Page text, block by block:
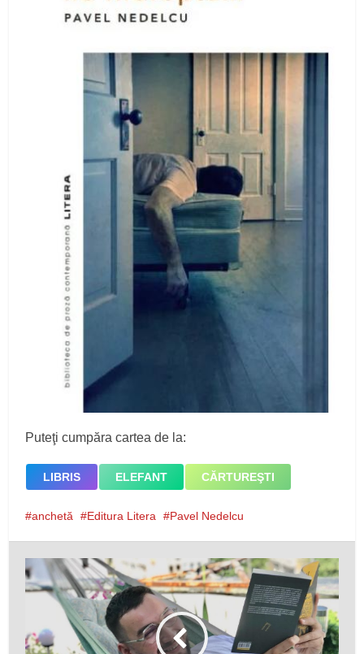
Puteţi cumpăra cartea de la:
LIBRIS ELEFANT CĂRTUREŞTI
anchetă Editura Litera Pavel Nedelcu